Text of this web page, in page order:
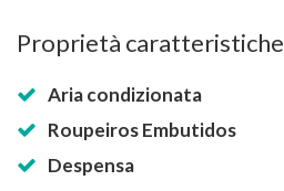
Proprietà caratteristiche
Aria condizionata
Roupeiros Embutidos
Despensa